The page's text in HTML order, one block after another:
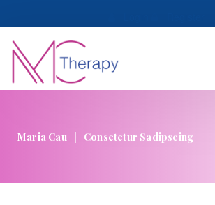
Maria Cau | Consetetur Sadipscing